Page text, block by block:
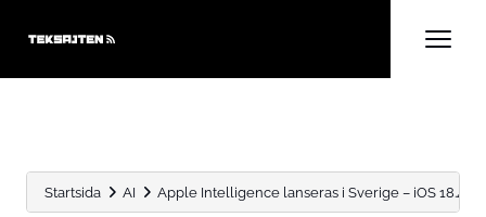
Startsida AI Apple Intelligence lanseras i Sverige – iOS 18.4